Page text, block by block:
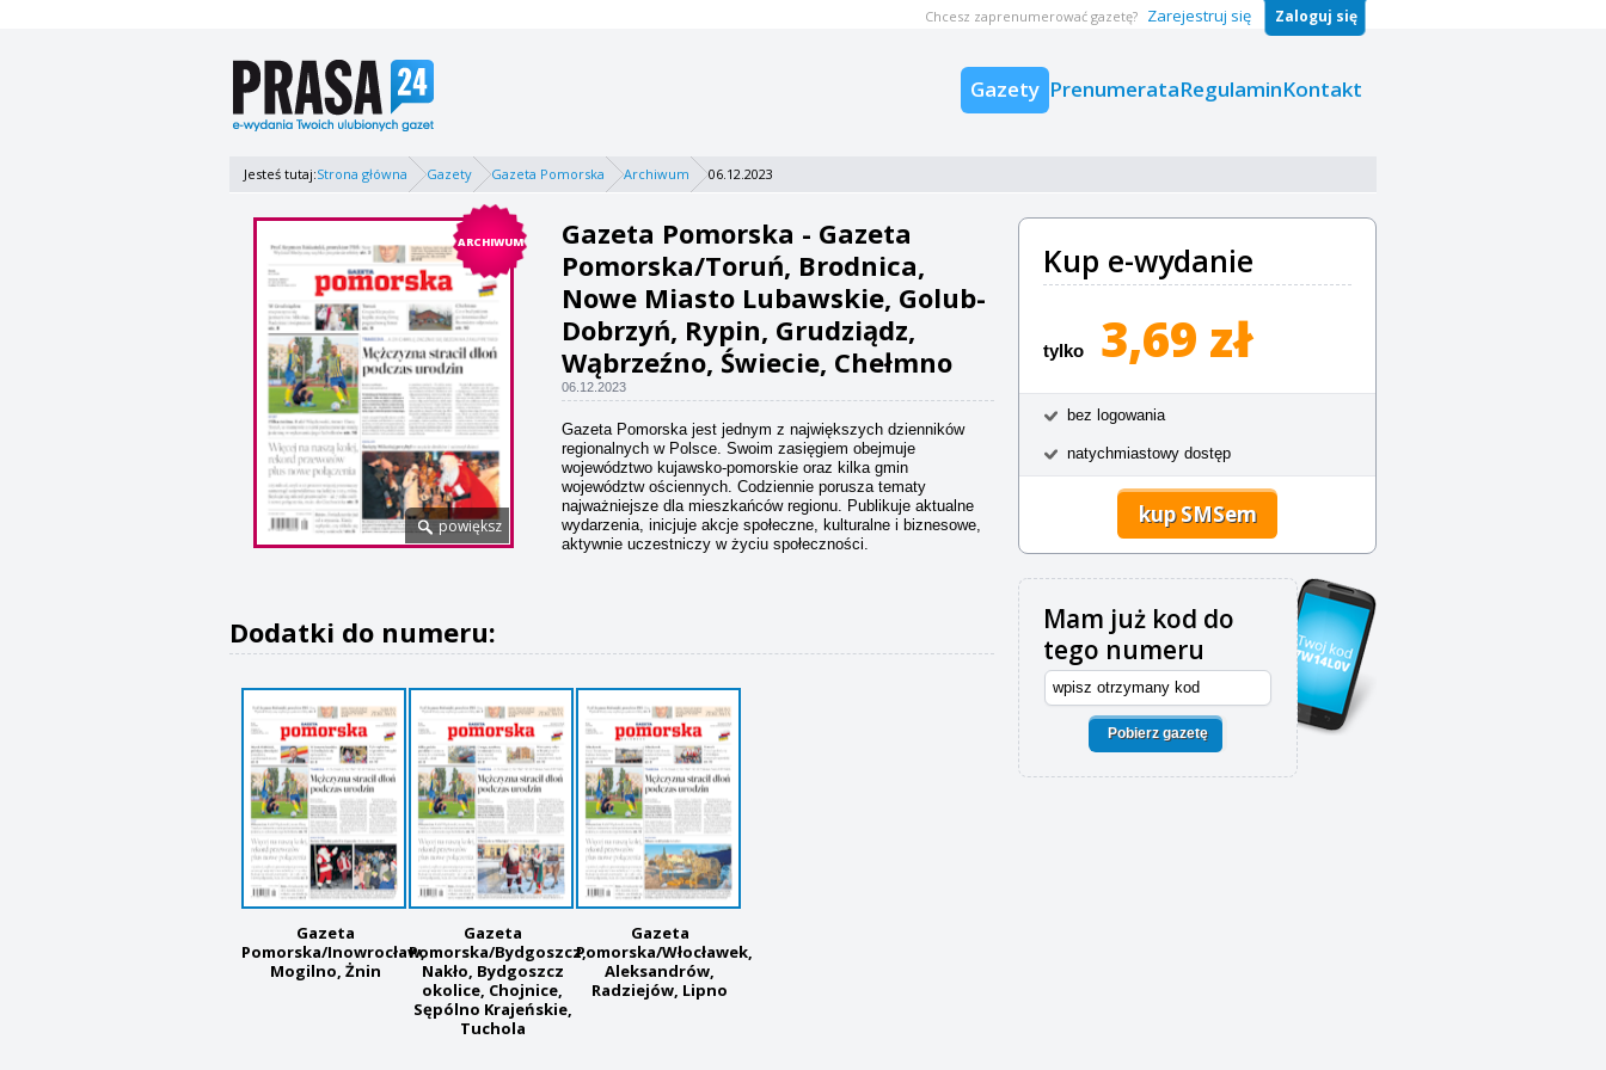
Gazety PrenumerataRegulaminKontakt
Chcesz zaprenumerować gazetę? Zarejestruj się Zaloguj się
Jesteś tutaj:Strona główna Gazety Gazeta Pomorska Archiwum 06.12.2023
ARCHIWUM
powiększ
Gazeta Pomorska - Gazeta
Pomorska/Toruń, Brodnica,
Nowe Miasto Lubawskie, Golub-
Dobrzyń, Rypin, Grudziądz,
Wąbrzeźno, Świecie, Chełmno
06.12.2023
Gazeta Pomorska jest jednym z największych dzienników
regionalnych w Polsce. Swoim zasięgiem obejmuje
województwo kujawsko-pomorskie oraz kilka gmin
województw ościennych. Codziennie porusza tematy
najważniejsze dla mieszkańców regionu. Publikuje aktualne
wydarzenia, inicjuje akcje społeczne, kulturalne i biznesowe,
aktywnie uczestniczy w życiu społeczności.
Dodatki do numeru:
Gazeta
Pomorska/Inowrocław,
Mogilno, Żnin
Gazeta
Pomorska/Bydgoszcz,
Nakło, Bydgoszcz
okolice, Chojnice,
Sępólno Krajeńskie,
Tuchola
Gazeta
Pomorska/Włocławek,
Aleksandrów,
Radziejów, Lipno
Kup e-wydanie
tylko 3,69 zł
bez logowania
natychmiastowy dostęp
kup SMSem
Mam już kod do
tego numeru
Pobierz gazetę